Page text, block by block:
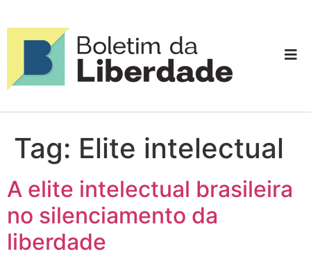
Tag: Elite intelectual
A elite intelectual brasileira
no silenciamento da
liberdade